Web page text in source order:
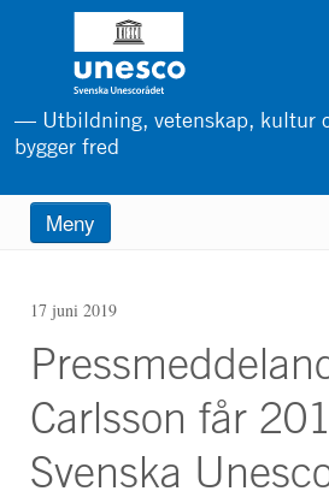
huvudinnehåll
— Utbildning, vetenskap, kultur
bygger fred
Main
menuMeny
17 juni 2019
Carlsson får
Svenska